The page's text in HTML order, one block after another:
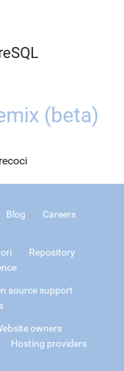
(beta)
Blog
Careers
Repository
source support
owners
Hosting providers